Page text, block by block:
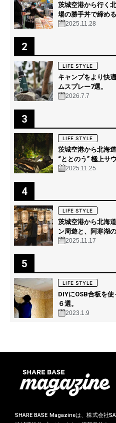
茨城空港から行く
場の勝手丼で締め
2025.11.28
2
LIFE STYLE
キャンプをより快
ムスプレー7選。
2026.7.7
3
LIFE STYLE
茨城空港から北海
“ととのう” 極上サ
2025.11.25
4
LIFE STYLE
茨城空港から北海
ン周遊と、阿寒湖
ムイルミナ」を体験
2025.11.17
5
LIFE STYLE
DIYにOSB合板を
６選。
2023.1.9
SHARE BASE Magazineは、株式会社